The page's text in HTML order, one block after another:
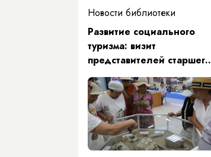
Новости библиотеки
Развитие социального
туризма: визит
представителей старшего
поколения в Николаев-
Центр.